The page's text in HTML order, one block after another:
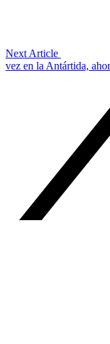
Next Article
vez en la Antártida,